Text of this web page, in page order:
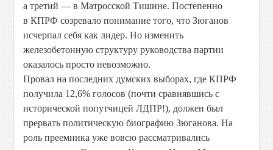
а третий — в Матросской Тишине. Постепенно
в КПРФ созревало понимание того, что Зюганов
исчерпал себя как лидер. Но изменить
железобетонную структуру руководства партии
оказалось просто невозможно.
Провал на последних думских выборах, где КПРФ
получила 12,6% голосов (почти сравнявшись с
исторической попутчицей ЛДПР!), должен был
прервать политическую биографию Зюганова. На
роль преемника уже вовсю рассматривались